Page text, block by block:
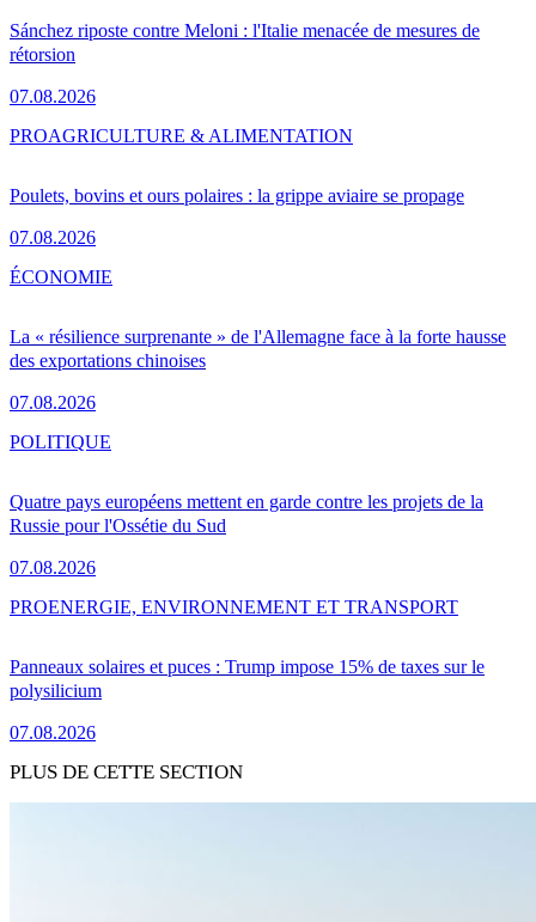
Sánchez riposte contre Meloni : l'Italie menacée de mesures de
rétorsion
07.08.2026
Poulets, bovins et ours polaires : la grippe aviaire se propage
07.08.2026
PROAGRICULTURE & ALIMENTATION
La « résilience surprenante » de l'Allemagne face à la forte hausse
des exportations chinoises
07.08.2026
ÉCONOMIE
Quatre pays européens mettent en garde contre les projets de la
Russie pour l'Ossétie du Sud
07.08.2026
POLITIQUE
Panneaux solaires et puces : Trump impose 15% de taxes sur le
polysilicium
07.08.2026
PROENERGIE, ENVIRONNEMENT ET TRANSPORT
PLUS DE CETTE SECTION